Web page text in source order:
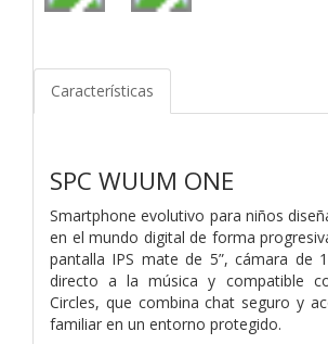
Características
SPC WUUM ONE
Smartphone evolutivo para niños
en el mundo digital de forma
pantalla IPS mate de 5”, cámara de
directo a la música y compatible
Circles, que combina chat seguro y
familiar en un entorno protegido.